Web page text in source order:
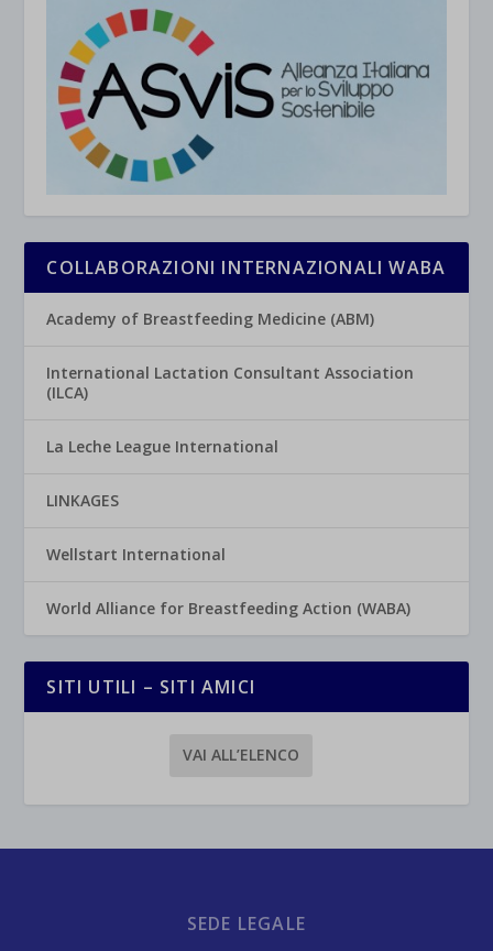
COLLABORAZIONI INTERNAZIONALI WABA
Academy of Breastfeeding Medicine (ABM)
International Lactation Consultant Association
(ILCA)
La Leche League International
LINKAGES
Wellstart International
World Alliance for Breastfeeding Action (WABA)
SITI UTILI – SITI AMICI
VAI ALL’ELENCO
SEDE LEGALE
jetpackState[message]
Mostra dettagli
et-saved-post*
wpc*